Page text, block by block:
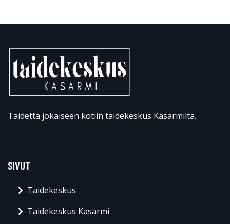
Taidetta jokaiseen kotiin taidekeskus Kasarmilta.
SIVUT
Taidekeskus
Taidekeskus Kasarmi